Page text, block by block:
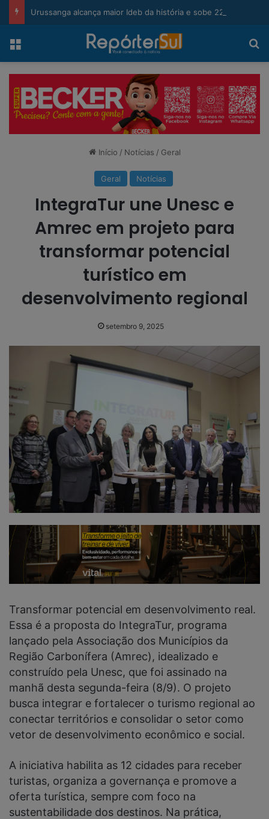
Menu
Início / Notícias / Geral
Geral Notícias
IntegraTur une Unesc e
Amrec em projeto para
transformar potencial
turístico em
desenvolvimento regional
setembro 9, 2025
Transformar potencial em desenvolvimento real.
Essa é a proposta do IntegraTur, programa
lançado pela Associação dos Municípios da
Região Carbonífera (Amrec), idealizado e
construído pela Unesc, que foi assinado na
manhã desta segunda-feira (8/9). O projeto
busca integrar e fortalecer o turismo regional ao
conectar territórios e consolidar o setor como
vetor de desenvolvimento econômico e social.
A iniciativa habilita as 12 cidades para receber
turistas, organiza a governança e promove a
oferta turística, sempre com foco na
sustentabilidade dos destinos. Na prática,